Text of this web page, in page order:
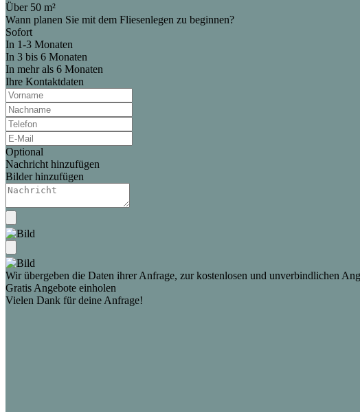
Über 50 m²
Wann planen Sie mit dem Fliesenlegen zu beginnen?
Sofort
In 1-3 Monaten
In 3 bis 6 Monaten
In mehr als 6 Monaten
Ihre Kontaktdaten
Optional
Nachricht hinzufügen
Bilder hinzufügen
Wir übergeben die Daten ihrer Anfrage, zur kostenlosen und unverbindlichen
Gratis Angebote einholen
Vielen Dank für deine Anfrage!